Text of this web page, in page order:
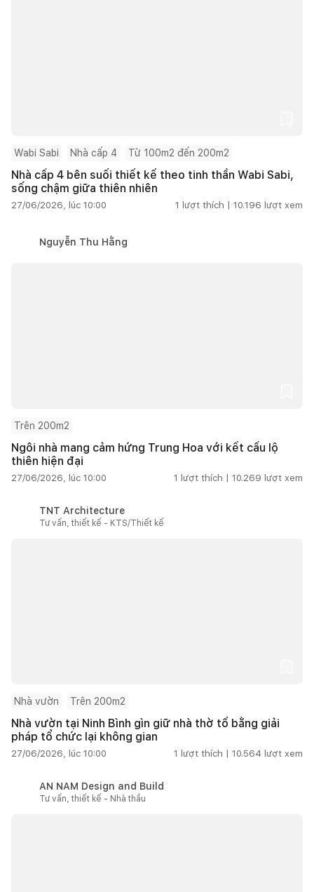
Wabi Sabi Nhà cấp 4 Từ 100m2 đến 200m2
Nhà cấp 4 bên suối thiết kế theo tinh thần Wabi Sabi,
sống chậm giữa thiên nhiên
27/06/2026, lúc 10:00 1 lượt thích | 10.196 lượt xem
Nguyễn Thu Hằng
Trên 200m2
Ngôi nhà mang cảm hứng Trung Hoa với kết cấu lộ
thiên hiện đại
27/06/2026, lúc 10:00 1 lượt thích | 10.269 lượt xem
TNT Architecture
Tư vấn, thiết kế - KTS/Thiết kế
Nhà vườn Trên 200m2
Nhà vườn tại Ninh Bình gìn giữ nhà thờ tổ bằng giải
pháp tổ chức lại không gian
27/06/2026, lúc 10:00 1 lượt thích | 10.564 lượt xem
AN NAM Design and Build
Tư vấn, thiết kế - Nhà thầu